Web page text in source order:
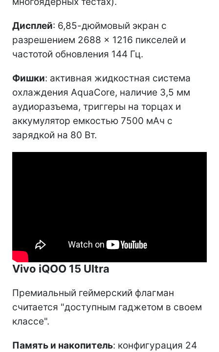
Дисплей: 6,85-дюймовый экран с
разрешением 2688 × 1216 пикселей и
частотой обновления 144 Гц.
Фишки: активная жидкостная система
охлаждения AquaCore, наличие 3,5 мм
аудиоразъема, триггеры на торцах и
аккумулятор емкостью 7500 мАч с
зарядкой на 80 Вт.
Vivo iQOO 15 Ultra
Премиальный геймерский флагман
считается "доступным гаджетом в своем
классе".
Память и накопитель: конфигурация 24